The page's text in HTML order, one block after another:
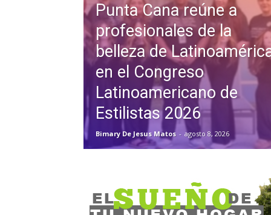
Punta Cana reúne a
profesionales de la
belleza de
en el Congreso
Latinoamericano de
Estilistas 2026
Bimary De Jesus Matos - agosto 8, 2026